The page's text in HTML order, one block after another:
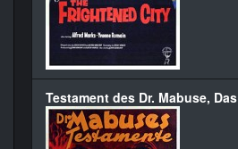
Testament des Dr. Mabuse, Das